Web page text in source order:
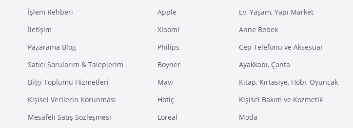
İşlem Rehberi
İletişim
Pazarama Blog
Satıcı Sorularım & Taleplerim
Bilgi Toplumu Hizmetleri
Kişisel Verilerin Korunması
Mesafeli Satış Sözleşmesi
Apple
Xiaomi
Philips
Boyner
Mavi
Hotiç
Loreal
Ev, Yaşam, Yapı Market
Anne Bebek
Cep Telefonu ve Aksesuar
Ayakkabı, Çanta
Kitap, Kırtasiye, Hobi, Oyuncak
Kişisel Bakım ve Kozmetik
Moda